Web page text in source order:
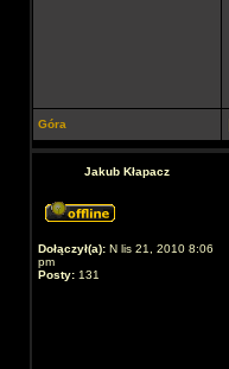
Góra
Jakub Kłapacz
Dołączył(a): N lis 21, 2010 8:06
pm
Posty: 131